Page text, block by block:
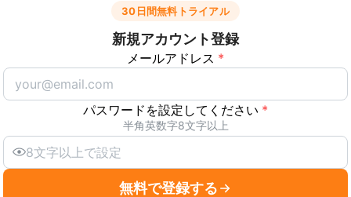
30日間無料トライアル
新規アカウント登録
メールアドレス *
パスワードを設定してください *
半角英数字8文字以上
無料で登録する